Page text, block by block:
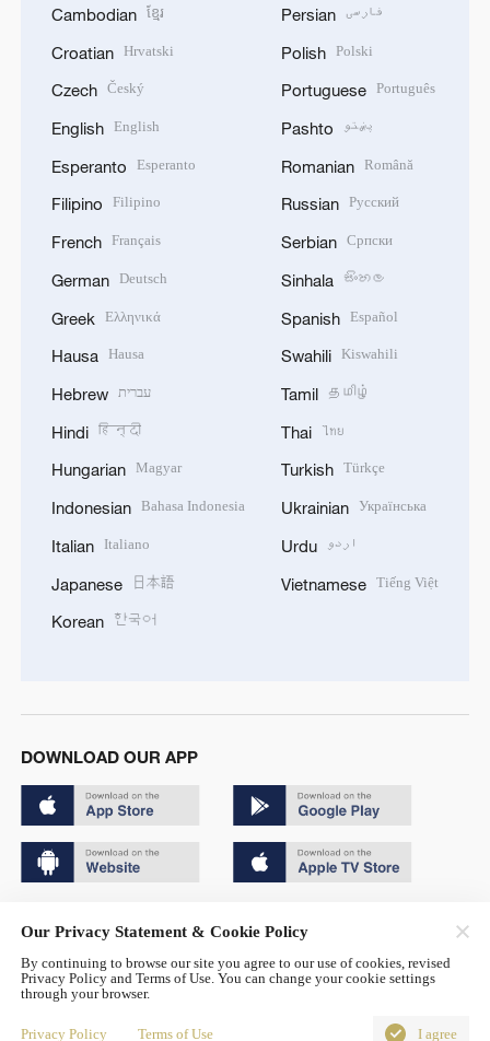
Cambodian ខ្មែរ
Croatian Hrvatski
Czech Český
English English
Esperanto Esperanto
Filipino Filipino
French Français
German Deutsch
Greek Ελληνικά
Hausa Hausa
Hebrew עברית
Hindi हिन्दी
Hungarian Magyar
Indonesian Bahasa Indonesia
Italian Italiano
Japanese 日本語
Korean 한국어
Persian فارسی
Polish Polski
Portuguese Português
Pashto پښتو
Romanian Română
Russian Русский
Serbian Српски
Sinhala සිංහල
Spanish Español
Swahili Kiswahili
Tamil தமிழ்
Thai ไทย
Turkish Türkçe
Ukrainian Українська
Urdu اردو
Vietnamese Tiếng Việt
DOWNLOAD OUR APP
京公网安备 11010502050052号
Disinformation report hotline: 010-85061466
Our Privacy Statement & Cookie Policy
By continuing to browse our site you agree to our use of cookies, revised
Privacy Policy and Terms of Use. You can change your cookie settings
through your browser.
Privacy Policy Terms of Use I agree